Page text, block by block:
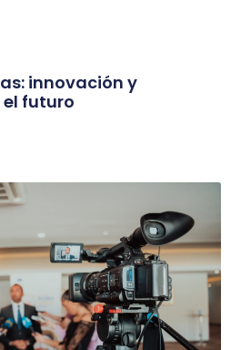
innovación y
futuro